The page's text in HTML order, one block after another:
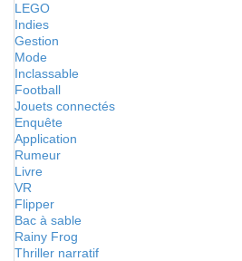
LEGO
Indies
Gestion
Mode
Inclassable
Football
Jouets connectés
Enquête
Application
Rumeur
Livre
VR
Flipper
Bac à sable
Rainy Frog
Thriller narratif